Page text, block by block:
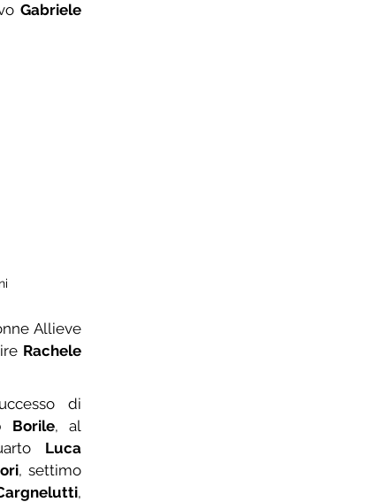
Gabriele
Allieve
Rachele
Borile, al
Luca
,